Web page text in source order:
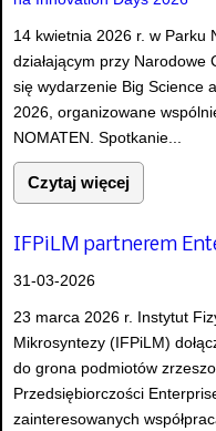
14 kwietnia 2026 r. w Parku
działającym przy Narodowe
się wydarzenie Big Science
2026, organizowane
NOMATEN. Spotkanie...
Czytaj więcej
IFPiLM partnerem
31-03-2026
23 marca 2026 r. Instytut
Mikrosyntezy (IFPiLM)
do grona podmiotów
Przedsiębiorczości
zainteresowanych